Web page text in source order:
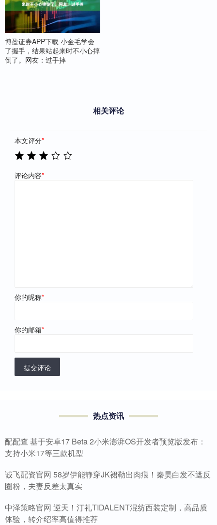
博盈证券APP下载 小金毛学会
了握手，结果站起来时不小心摔
倒了。网友：过手摔
相关评论
本文评分*
评论内容*
你的昵称*
你的邮箱*
提交评论
热点资讯
配配查 基于安卓17 Beta 2小米澎湃OS开发者预览版发布：
支持小米17等三款机型
诚飞配资官网 58岁伊能静穿JK裙勒出肉痕！秦昊白发不遮反
圈粉，夫妻反差太真实
中泽策略官网 逆天！汀礼TIDALENT混纺西装定制，高品质
体验，转介绍率高值得推荐